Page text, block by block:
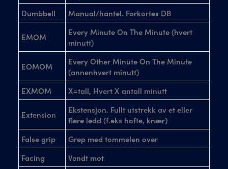
Dumbbell
Manual/hantel. Forkortes DB
EMOM
Every Minute On The Minute (hvert
minutt)
EOMOM
Every Other Minute On The Minute
(annenhvert minutt)
EXMOM
X=tall, Hvert X antall minutt
Extension
Ekstensjon. Fullt utstrekk av et eller
flere ledd (f.eks hofte, knær)
False grip
Grep med tommelen over
Facing
Vendt mot